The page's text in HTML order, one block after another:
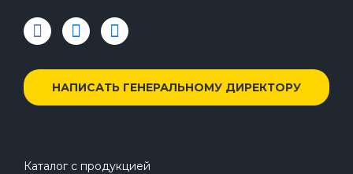
НАПИСАТЬ ГЕНЕРАЛЬНОМУ ДИРЕКТОРУ
Каталог с продукцией